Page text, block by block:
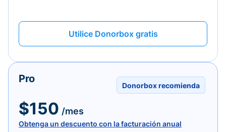
Utilice Donorbox gratis
Donorbox recomienda
Pro
$150 /mes
Obtenga un descuento con la facturación anual